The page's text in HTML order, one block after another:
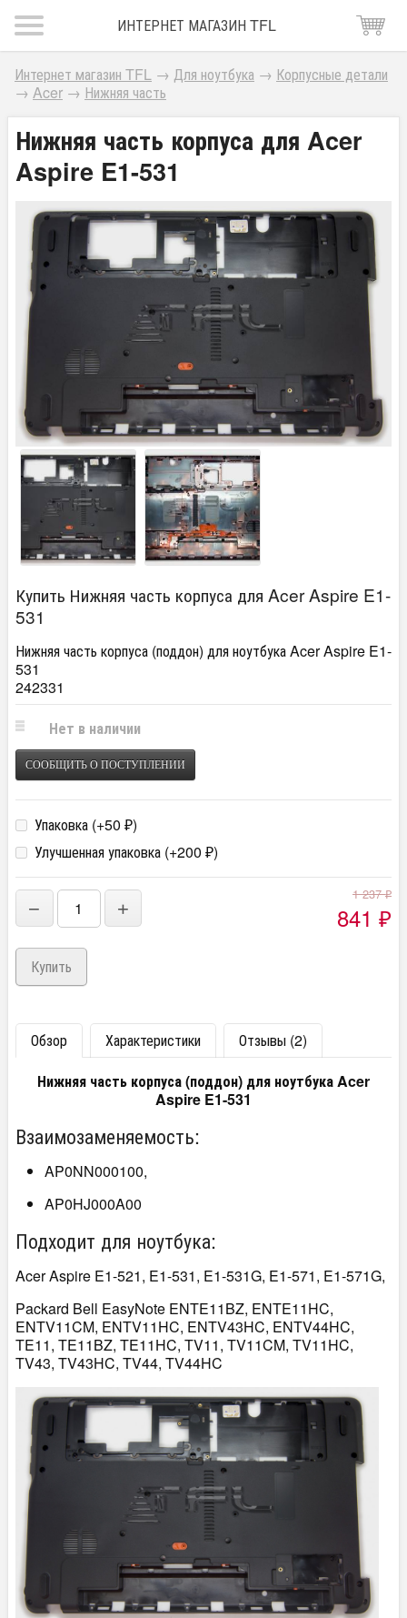
ИНТЕРНЕТ МАГАЗИН TFL
Интернет магазин TFL → Для ноутбука → Корпусные детали
→ Acer → Нижняя часть
Нижняя часть корпуса для Acer
Aspire E1-531
Купить Нижняя часть корпуса для Acer Aspire E1-
531
Нижняя часть корпуса (поддон) для ноутбука Acer Aspire E1-
531
242331
Нет в наличии
СООБЩИТЬ О ПОСТУПЛЕНИИ
Упаковка (+50 ₽)
Улучшенная упаковка (+200 ₽)
− +
1 237₽
841 ₽
Обзор Характеристики
Отзывы (2)
Нижняя часть корпуса (поддон) для ноутбука Acer
Aspire E1-531
Взаимозаменяемость:
AP0NN000100,
AP0HJ000A00
Подходит для ноутбука:
Acer Aspire E1-521, E1-531, E1-531G, E1-571, E1-571G,
Packard Bell EasyNote ENTE11BZ, ENTE11HC,
ENTV11CM, ENTV11HC, ENTV43HC, ENTV44HC,
TE11, TE11BZ, TE11HC, TV11, TV11CM, TV11HC,
TV43, TV43HC, TV44, TV44HC